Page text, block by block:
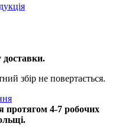
доставки.
збір не повертається.
протягом 4-7 робочих